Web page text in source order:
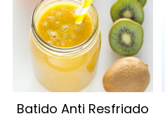
Batido Anti Resfriado